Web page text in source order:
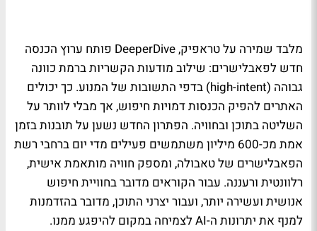
מלבד שמירה על טראפיק, DeeperDive פותח ערוץ הכנסה
חדש לפאבלישרים: שילוב מודעות הקשריות ברמת כוונה
גבוהה (high-intent) בדפי התשובות של המנוע. כך יכולים
האתרים להפיק הכנסות דמויות חיפוש, אך מבלי לוותר על
השליטה בתוכן ובחוויה. הפתרון החדש נשען על תובנות בזמן
אמת מכ-600 מיליון משתמשים פעילים מדי יום ברחבי רשת
הפאבלישרים של טאבולה, ומספק חוויה מותאמת אישית,
רלוונטית ורעננה. עבור הקוראים מדובר בחוויית חיפוש
אנושית ועשירה יותר, ועבור יצרני התוכן, מדובר בהזדמנות
למנף את יתרונות ה-AI לצמיחה במקום להיפגע ממנו.